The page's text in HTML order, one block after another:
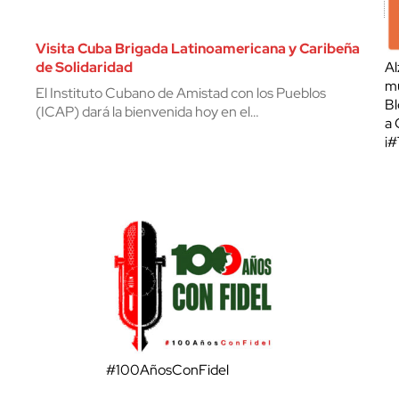
Visita Cuba Brigada Latinoamericana y Caribeña
de Solidaridad
El Instituto Cubano de Amistad con los Pueblos
(ICAP) dará la bienvenida hoy en el…
a
#100AñosConFidel